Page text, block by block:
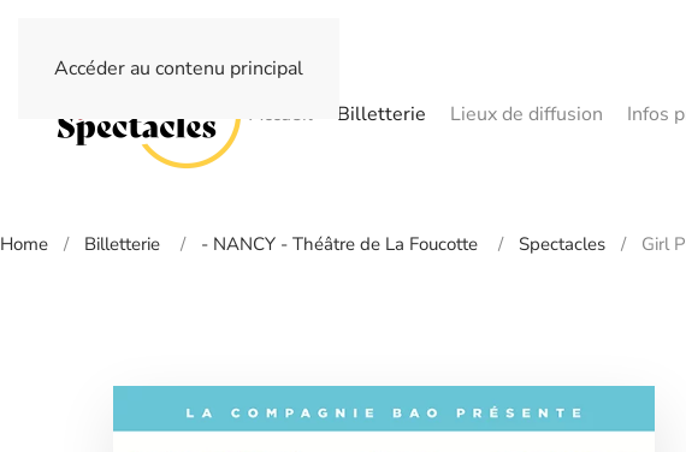
Accéder au contenu principal
Accueil
Billetterie Lieux de diffusion Infos
Home Billetterie - NANCY - Théâtre de La Foucotte Spectacles Girl